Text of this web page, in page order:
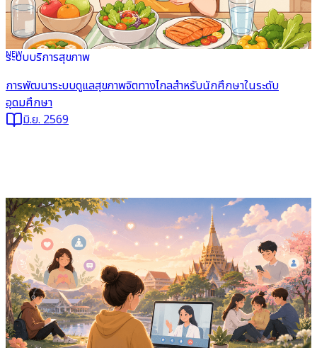
อ่านต่อ
NEW
ระบบบริการสุขภาพ
การพัฒนาระบบดูแลสุขภาพจิตทางไกลสำหรับนักศึกษาในระดับ
อุดมศึกษา
มิ.ย. 2569